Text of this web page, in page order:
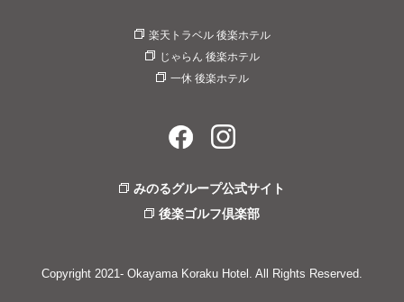
楽天トラベル 後楽ホテル
じゃらん 後楽ホテル
一休 後楽ホテル
みのるグループ公式サイト
後楽ゴルフ倶楽部
Copyright 2021- Okayama Koraku Hotel. All Rights Reserved.